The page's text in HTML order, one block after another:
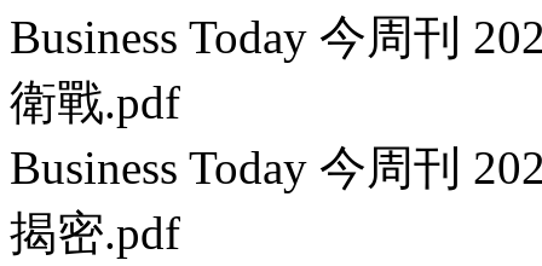
Business Today 今周刊
衛戰.pdf
Business Today 今周刊
揭密.pdf